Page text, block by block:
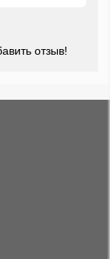
отзыв!